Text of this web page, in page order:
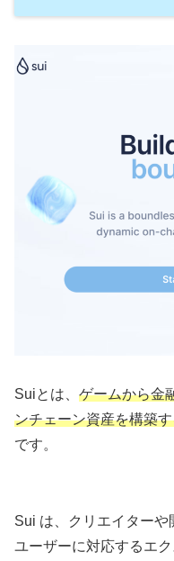
Suiとは、 ゲームから金
ンチェーン資産を構築
です。
Sui は、クリエイター
ユーザーに対応するエ